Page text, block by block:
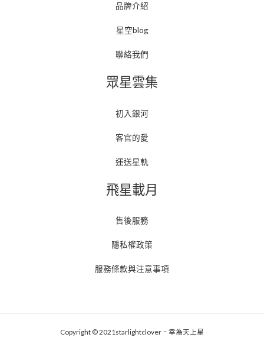
品牌介紹
星空blog
聯絡我們
眾星雲集
初入銀河
客官的愛
運送星軌
飛星載月
售後服務
隱私權政策
服務條款與注意事項
Copyright © 2021starlightclover．幸為天上星